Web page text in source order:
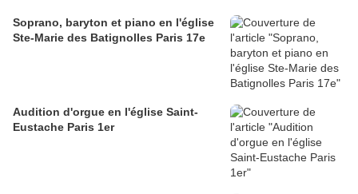
Soprano, baryton et piano en l'église
Ste-Marie des Batignolles Paris 17e
Audition d'orgue en l'église Saint-
Eustache Paris 1er